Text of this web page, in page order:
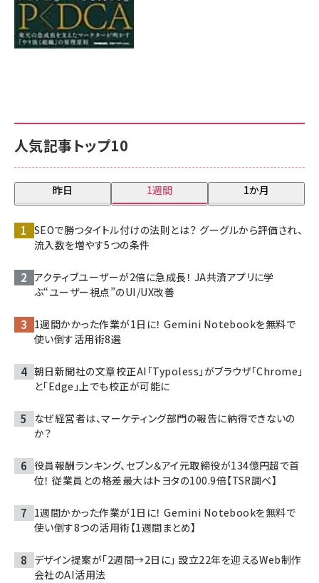
人気記事トップ10
昨日 1週間 1か月
SEOで勝つタイトル付けの法則とは？ グーグルから評価され、
流入数を増やす5つの条件
アクティブユーザーが2倍に急成長！ JA共済アプリに学
ぶ“ユーザー視点”のUI/UX改善
1週間かかった作業が1日に！ Gemini Notebookを無料で
使い倒す活用術8選
朝日新聞社の文章校正AI「Typoless」がブラウザ「Chrome」
と「Edge」上でも校正が可能に
なぜ経営者は、マーケティング部門の報告に納得できないの
か？
役員報酬ランキング、セブン＆アイ元取締役が134億円超で首
位！ 従業員との格差最大はトヨタの100.9倍【TSR調べ】
1週間かかった作業が1日に！ Gemini Notebookを無料で
使い倒す8つの活用術【1週間まとめ】
デザイン提案が「2週間→2日に」 設立22年を迎えるWeb制作
会社のAI活用法